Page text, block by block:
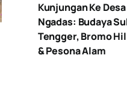
Kunjungan Ke Desa
Ngadas: Budaya
Tengger, Bromo
& Pesona Alam